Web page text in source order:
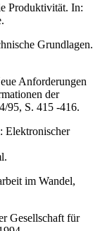
Produktivität. In:
Grundlagen.
Anforderungen
der
95, S. 415 -416.
Elektronischer
im Wandel,
Gesellschaft für